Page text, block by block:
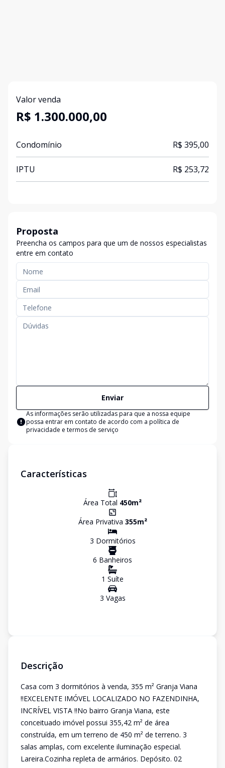
Valor venda
R$ 1.300.000,00
Condomínio R$ 395,00
IPTU R$ 253,72
Proposta
Preencha os campos para que um de nossos especialistas
entre em contato
Enviar
As informações serão utilizadas para que a nossa equipe
possa entrar em contato de acordo com a política de
privacidade e termos de serviço
Características
Área Total 450m²
Área Privativa 355m²
3 Dormitórios
6 Banheiros
1 Suíte
3 Vagas
Descrição
Casa com 3 dormitórios à venda, 355 m² Granja Viana
!!EXCELENTE IMÓVEL LOCALIZADO NO FAZENDINHA,
INCRÍVEL VISTA !!No bairro Granja Viana, este
conceituado imóvel possui 355,42 m² de área
construída, em um terreno de 450 m² de terreno. 3
salas amplas, com excelente iluminação especial.
Lareira.Cozinha repleta de armários. Depósito. 02